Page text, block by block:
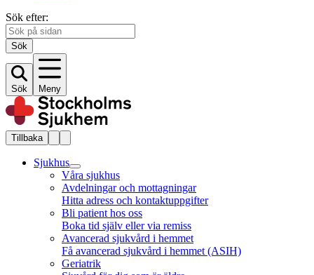
Sök efter:
Sök
Sök Meny
Tillbaka
Sjukhus
Våra sjukhus
Avdelningar och mottagningar
Hitta adress och kontaktuppgifter
Bli patient hos oss
Boka tid själv eller via remiss
Avancerad sjukvård i hemmet
Få avancerad sjukvård i hemmet (ASIH)
Geriatrik